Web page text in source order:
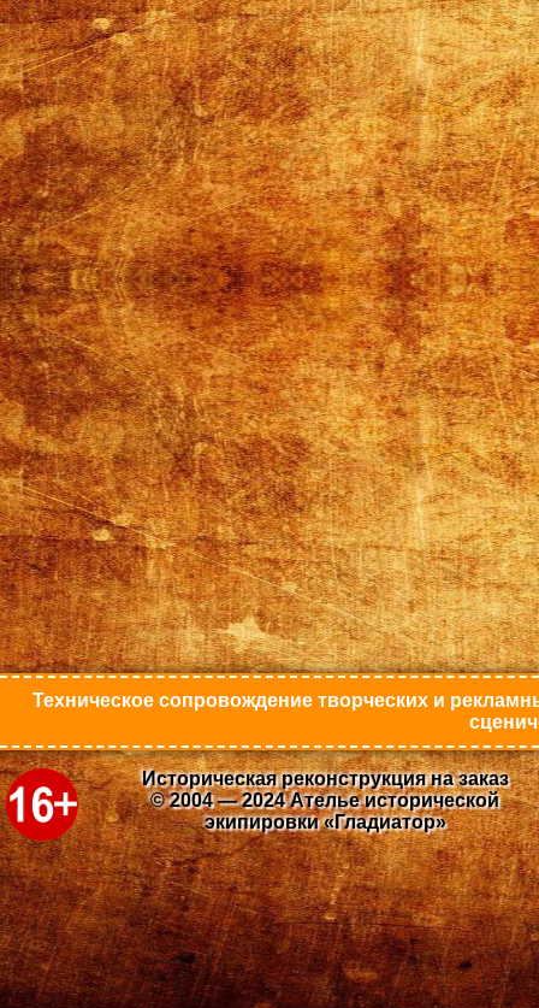
Техническое сопровождение творческих и
Историческая реконструкция на заказ
© 2004 — 2024 Ателье исторической
экипировки «Гладиатор»